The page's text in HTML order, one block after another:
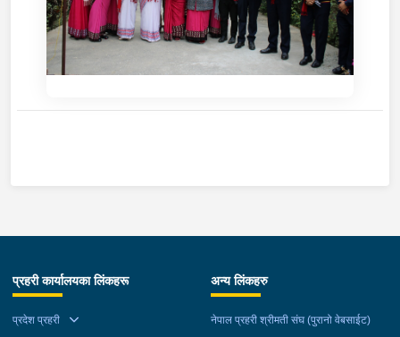
प्रहरी कार्यालयका लिंकहरू
प्रदेश प्रहरी
अन्य लिंकहरु
नेपाल प्रहरी श्रीमती संघ (पुरानो वेबसाईट)